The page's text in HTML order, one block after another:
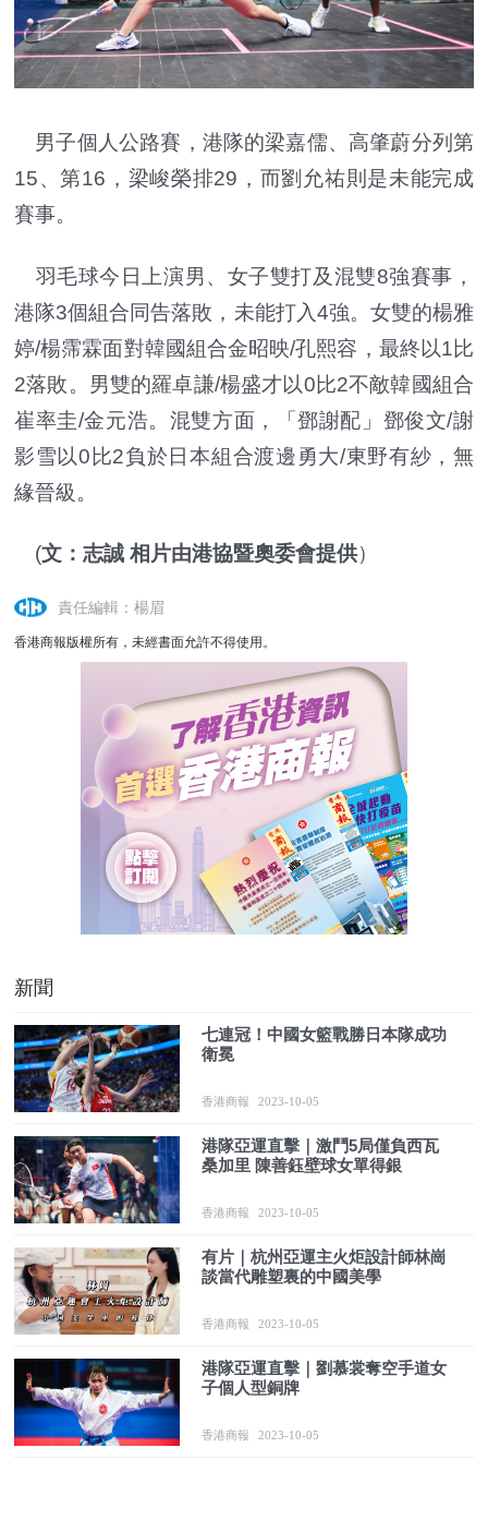
男子個人公路賽，港隊的梁嘉儒、高肇蔚分列第
15、第16，梁峻榮排29，而劉允祐則是未能完成
賽事。
羽毛球今日上演男、女子雙打及混雙8強賽事，
港隊3個組合同告落敗，未能打入4強。女雙的楊雅
婷/楊霈霖面對韓國組合金昭映/孔熙容，最終以1比
2落敗。男雙的羅卓謙/楊盛才以0比2不敵韓國組合
崔率圭/金元浩。混雙方面，「鄧謝配」鄧俊文/謝
影雪以0比2負於日本組合渡邊勇大/東野有紗，無
緣晉級。
(文：志誠 相片由港協暨奧委會提供）
責任編輯：楊眉
香港商報版權所有，未經書面允許不得使用。
新聞
七連冠！中國女籃戰勝日本隊成功
衛冕
香港商報 2023-10-05
港隊亞運直擊｜激鬥5局僅負西瓦
桑加里 陳善鈺壁球女單得銀
香港商報 2023-10-05
有片｜杭州亞運主火炬設計師林崗
談當代雕塑裏的中國美學
香港商報 2023-10-05
港隊亞運直擊｜劉慕裳奪空手道女
子個人型銅牌
香港商報 2023-10-05